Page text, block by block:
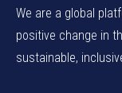
We are a global
positive change in
sustainable,